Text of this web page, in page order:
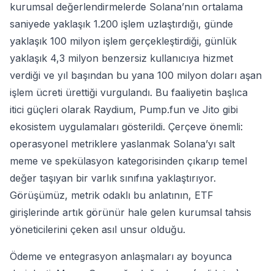
kurumsal değerlendirmelerde Solana’nın ortalama
saniyede yaklaşık 1.200 işlem uzlaştırdığı, günde
yaklaşık 100 milyon işlem gerçekleştirdiği, günlük
yaklaşık 4,3 milyon benzersiz kullanıcıya hizmet
verdiği ve yıl başından bu yana 100 milyon doları aşan
işlem ücreti ürettiği vurgulandı. Bu faaliyetin başlıca
itici güçleri olarak Raydium, Pump.fun ve Jito gibi
ekosistem uygulamaları gösterildi. Çerçeve önemli:
operasyonel metriklere yaslanmak Solana’yı salt
meme ve spekülasyon kategorisinden çıkarıp temel
değer taşıyan bir varlık sınıfına yaklaştırıyor.
Görüşümüz, metrik odaklı bu anlatının, ETF
girişlerinde artık görünür hale gelen kurumsal tahsis
yöneticilerini çeken asıl unsur olduğu.
Ödeme ve entegrasyon anlaşmaları ay boyunca